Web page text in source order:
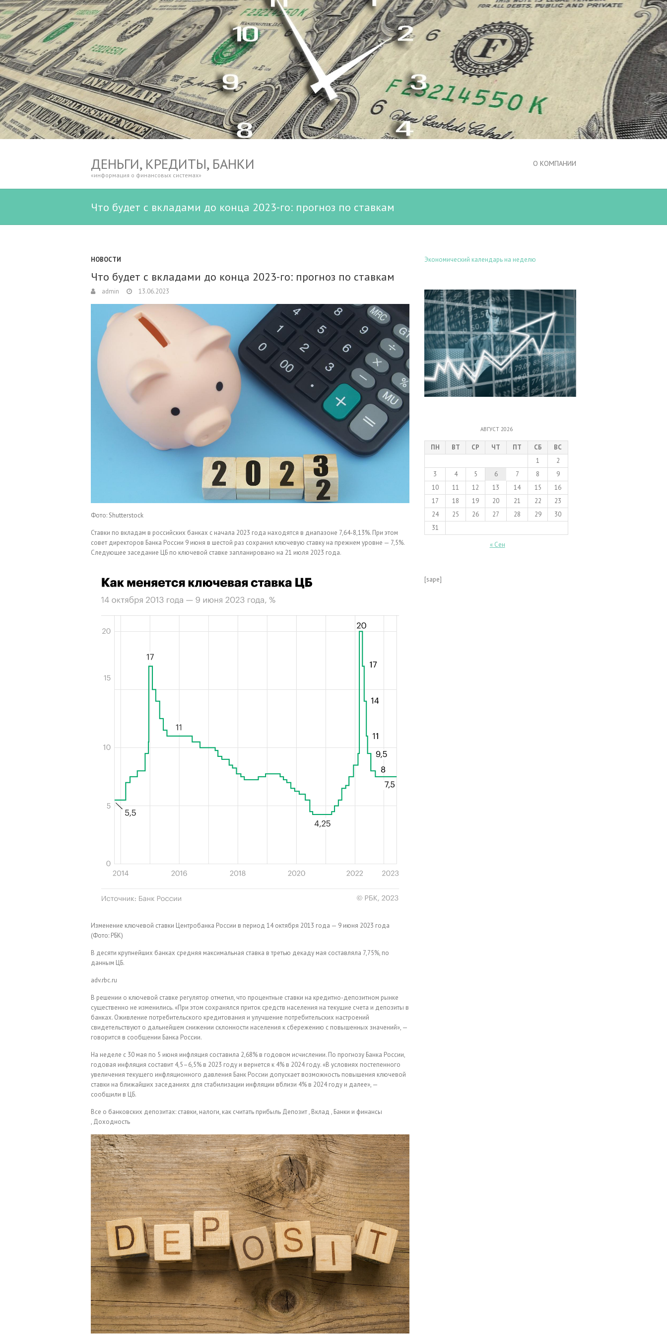
ДЕНЬГИ, КРЕДИТЫ, БАНКИ
«информация о финансовых системах»
О КОМПАНИИ
Что будет с вкладами до конца 2023-го: прогноз по ставкам
НОВОСТИ
Что будет с вкладами до конца 2023-го: прогноз по ставкам
admin 13.06.2023
Фото: Shutterstock
Ставки по вкладам в российских банках с начала 2023 года находятся в диапазоне 7,64-8,13%. При этом
совет директоров Банка России 9 июня в шестой раз сохранил ключевую ставку на прежнем уровне — 7,5%.
Следующее заседание ЦБ по ключевой ставке запланировано на 21 июля 2023 года.
Изменение ключевой ставки Центробанка России в период 14 октября 2013 года — 9 июня 2023 года
(Фото: РБК)
В десяти крупнейших банках средняя максимальная ставка в третью декаду мая составляла 7,75%, по
данным ЦБ.
adv.rbc.ru
В решении о ключевой ставке регулятор отметил, что процентные ставки на кредитно-депозитном рынке
существенно не изменились. «При этом сохранялся приток средств населения на текущие счета и депозиты в
банках. Оживление потребительского кредитования и улучшение потребительских настроений
свидетельствуют о дальнейшем снижении склонности населения к сбережению с повышенных значений», —
говорится в сообщении Банка России.
На неделе с 30 мая по 5 июня инфляция составила 2,68% в годовом исчислении. По прогнозу Банка России,
годовая инфляция составит 4,5–6,5% в 2023 году и вернется к 4% в 2024 году. «В условиях постепенного
увеличения текущего инфляционного давления Банк России допускает возможность повышения ключевой
ставки на ближайших заседаниях для стабилизации инфляции вблизи 4% в 2024 году и далее», —
сообщили в ЦБ.
Все о банковских депозитах: ставки, налоги, как считать прибыль Депозит , Вклад , Банки и финансы
, Доходность
Экономический календарь на неделю
АВГУСТ 2026
ПН ВТ СР ЧТ ПТ СБ
ВС
1
2
3
4 5 6 7 8
9
10
11 12 13 14 15
16
17
18 19 20 21 22
23
24
25 26 27 28 29
30
31
« Сен
[sape]